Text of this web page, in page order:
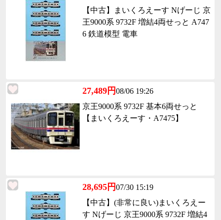
【中古】まいくろえーす Nげーじ 京
王9000系 9732F 増結4両せっと A747
6 鉄道模型 電車
27,489円08/06 19:26
京王9000系 9732F 基本6両せっと
【まいくろえーす・A7475】
28,695円07/30 15:19
【中古】(非常に良い)まいくろえー
す Nげーじ 京王9000系 9732F 増結4